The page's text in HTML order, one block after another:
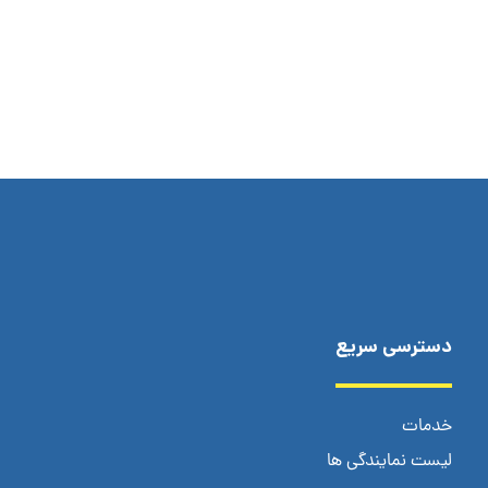
دسترسی سریع
خدمات
لیست نمایندگی ها